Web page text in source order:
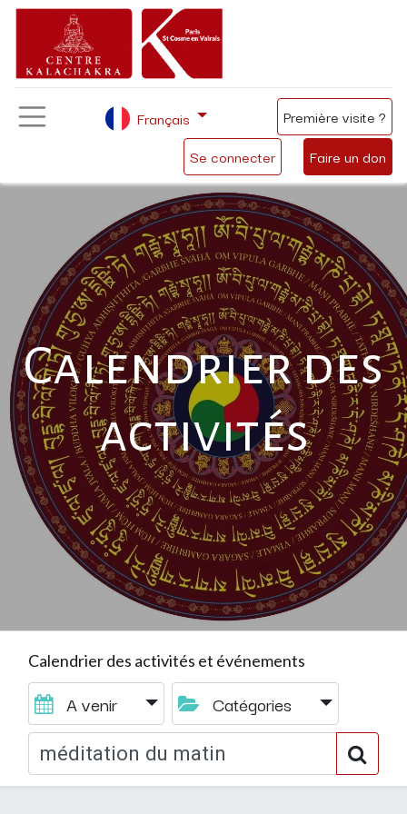
Se connecter Faire un don
Français Première visite ?
Calendrier des
activités
Calendrier des activités et événements
A venir Catégories